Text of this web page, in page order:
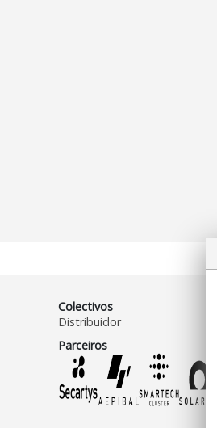
Colectivos
Distribuidor
Parceiros